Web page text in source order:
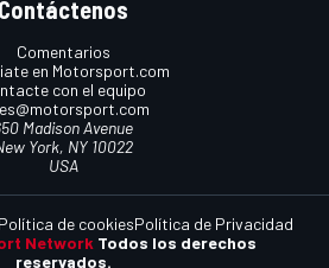
Contáctenos
Comentarios
en Motorsport.com
con el equipo
Madison Avenue
York, NY 10022
USA
Network Todos los derechos
reservados.
Política de cookiesPolítica de Privacidad